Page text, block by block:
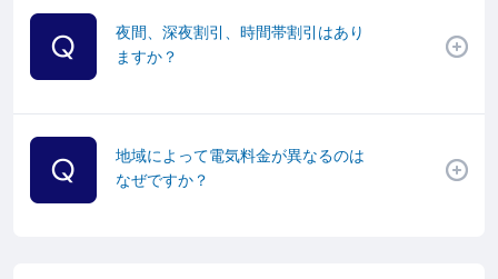
夜間、深夜割引、時間帯割引はあり
ますか？
地域によって電気料金が異なるのは
なぜですか？